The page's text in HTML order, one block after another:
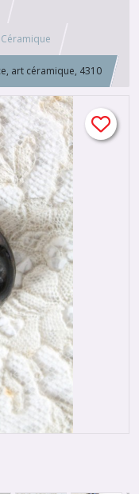
art céramique, 4310